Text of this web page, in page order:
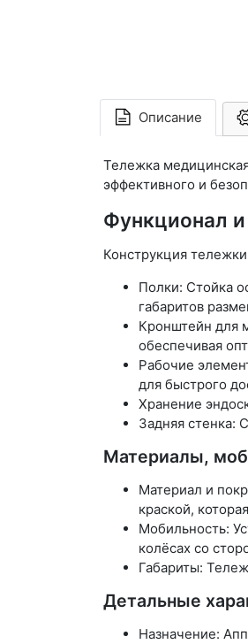
Описание
Тележка
эффективного и
Функционал и
Конструкция
Полки: Стойка
габаритов
Кронштейн для
обеспечивая
Рабочие
для быстрого
Хранение
Задняя стенка:
Материалы,
Материал и
краской,
Мобильность:
колёсах со
Габариты:
Детальные
Назначение: